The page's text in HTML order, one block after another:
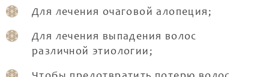
Для лечения очаговой алопеция;
Для лечения выпадения волос
различной этиологии;